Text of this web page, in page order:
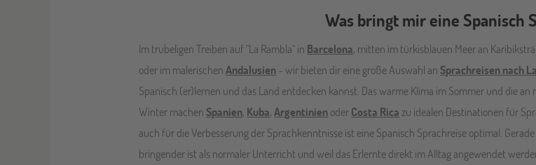
Was bringt mir eine Spanisch
Im trubeligen Treiben auf "La Rambla" in Barcelona, mitten im türkisblauen Meer an
oder im malerischenAndalusien- wir bieten dir eine große Auswahl an Sprachreisen nach
Spanisch (er)lernen und das Land entdecken kannst. Das warme Klima im Sommer und die
Winter machen Spanien, Kuba,ArgentinienoderCosta Rica zu idealen Destinationen für
auch für die Verbesserung der Sprachkenntnisse ist eine Spanisch Sprachreise optimal.
bringender ist als normaler Unterricht und weil das Erlernte direkt im Alltag angewendet